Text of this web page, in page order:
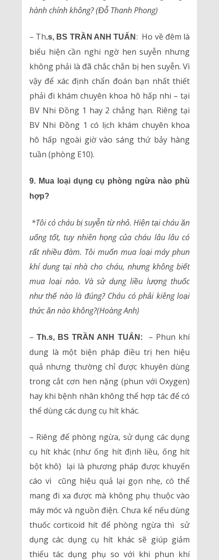
hành chính không? (Đỗ Thanh Phong)
– Th.s, BS TRẦN ANH TUẤN : Ho về đêm là
biểu hiện cần nghi ngờ hen suyễn nhưng
không phải là đã chắc chắn bị hen suyễn. Vì
vậy để xác định chẩn đoán bạn nhất thiết
phải đi khám chuyên khoa hô hấp nhi – tại
BV Nhi Đồng 1 hay 2 chẳng hạn. Riêng tại
BV Nhi Đồng 1 có lịch khám chuyên khoa
hô hấp ngoài giờ vào sáng thứ bảy hàng
tuần (phòng E10).
9. Mua loại dụng cụ phòng ngừa nào phù
hợp?
*Tôi có cháu bị suyễn từ nhỏ. Hiện tại cháu ăn
uống tốt, tuy nhiên họng của cháu lâu lâu có
rất nhiều đàm. Tôi muốn mua loại máy phun
khí dung tại nhà cho cháu, nhưng không biết
mua loại nào. Và sử dụng liều lượng thuốc
như thế nào là đúng? Cháu có phải kiêng loại
thức ăn nào không?(Hoàng Anh)
– Th.s, BS TRẦN ANH TUẤN: – Phun khí
dung là một biện pháp điều trị hen hiệu
quả nhưng thường chỉ được khuyên dùng
trong cắt cơn hen nặng (phun với Oxygen)
hay khi bệnh nhân không thể hợp tác để có
thể dùng các dụng cụ hít khác.
– Riêng để phòng ngừa, sử dụng các dụng
cụ hít khác (như ống hít định liều, ống hít
bột khô) lại là phương pháp được khuyến
cáo vì cũng hiệu quả lại gọn nhẹ, có thể
mang đi xa được mà không phụ thuộc vào
máy móc và nguồn điện. Chưa kể nếu dùng
thuốc corticoid hít để phòng ngừa thì sử
dụng các dụng cụ hít khác sẽ giúp giảm
thiểu tác dụng phụ so với khi phun khí